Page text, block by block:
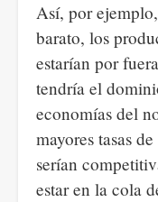
Así, por
barato, los
estarían por
tendría el
economías del
mayores tasas
serían
estar en la cola